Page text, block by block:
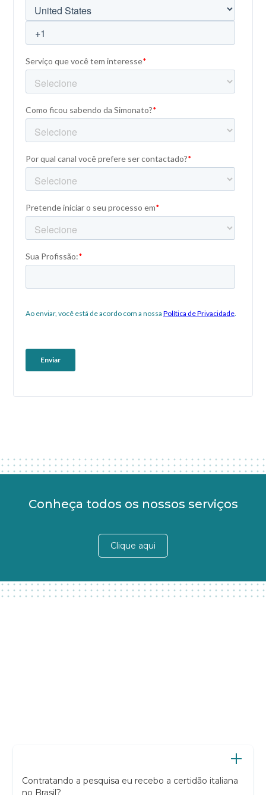
Conheça todos os nossos serviços
Clique aqui
Contratando a pesquisa eu recebo a certidão italiana
no Brasil?